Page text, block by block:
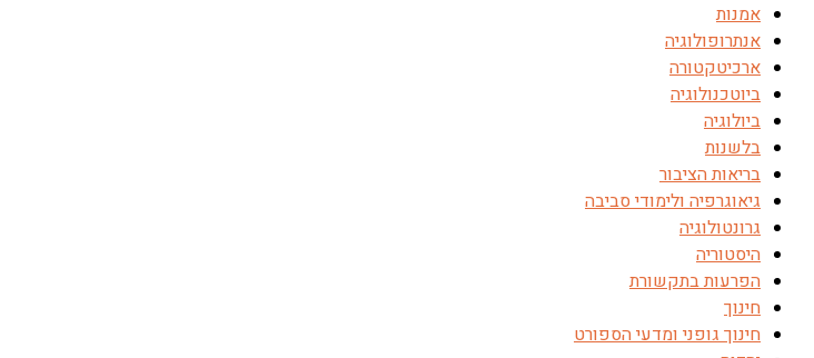
אמנות
אנתרופולוגיה
ארכיטקטורה
ביוטכנולוגיה
ביולוגיה
בלשנות
בריאות הציבור
גיאוגרפיה ולימודי סביבה
גרונטולוגיה
היסטוריה
הפרעות בתקשורת
חינוך
חינוך גופני ומדעי הספורט